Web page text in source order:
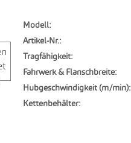
Modell:
Artikel-Nr.:
Tragfähigkeit:
Fahrwerk & Flanschbreite:
Hubgeschwindigkeit (m/min):
Kettenbehälter: